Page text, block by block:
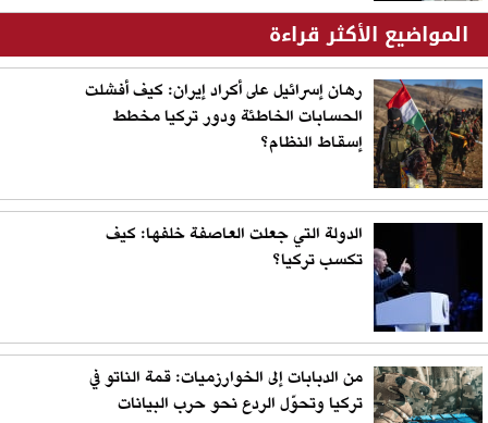
المواضيع الأكثر قراءة
رهان إسرائيل على أكراد إيران: كيف أفشلت
الحسابات الخاطئة ودور تركيا مخطط
إسقاط النظام؟
الدولة التي جعلت العاصفة خلفها: كيف
تكسب تركيا؟
من الدبابات إلى الخوارزميات: قمة الناتو في
تركيا وتحوّل الردع نحو حرب البيانات